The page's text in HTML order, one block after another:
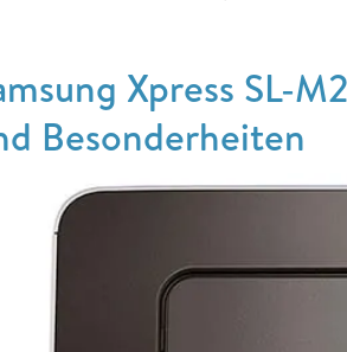
Xpress SL-
Besonderheiten